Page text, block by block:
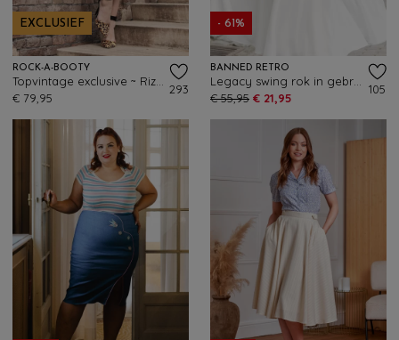
EXCLUSIEF
ROCK-A-BOOTY
€ 79,95
293
- 61%
BANNED RETRO
€ 55,95 € 21,95
105